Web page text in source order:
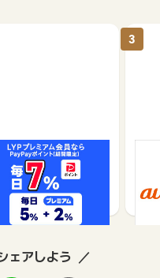
得対象外となる場合がご
ショッピング
1%
3
ェアしよう